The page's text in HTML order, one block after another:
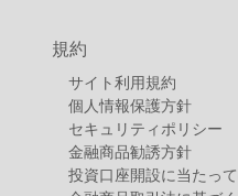
規約
サイト利用規約
個人情報保護方針
セキュリティポリシー
金融商品勧誘方針
投資口座開設に当たっ